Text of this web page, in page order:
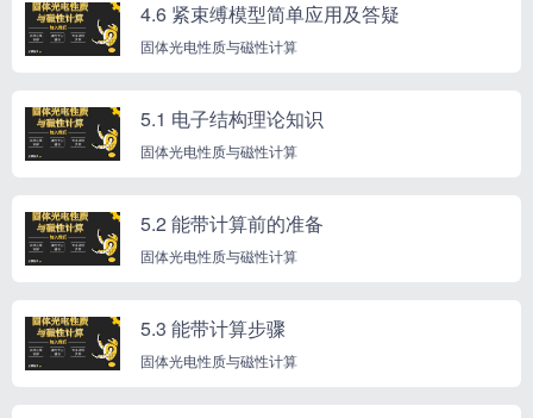
4.6 紧束缚模型简单应用及答疑
固体光电性质与磁性计算
5.1 电子结构理论知识
固体光电性质与磁性计算
5.2 能带计算前的准备
固体光电性质与磁性计算
5.3 能带计算步骤
固体光电性质与磁性计算